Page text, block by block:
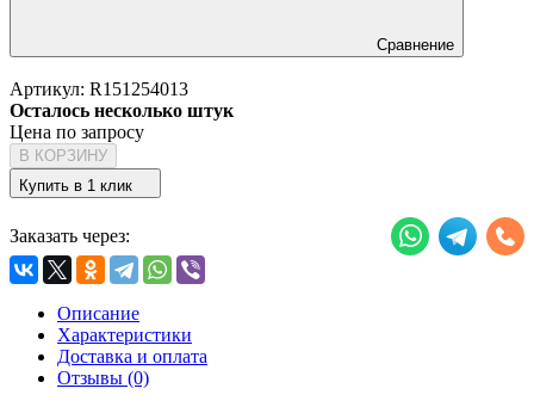
Сравнение
Артикул: R151254013
Осталось несколько штук
Цена по запросу
В КОРЗИНУ
Купить в 1 клик
Заказать через:
Описание
Характеристики
Доставка и оплата
Отзывы (0)